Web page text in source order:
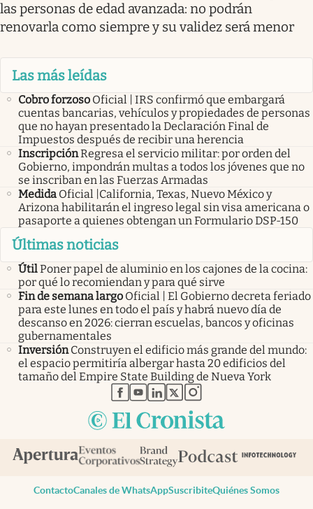
las personas de edad avanzada: no podrán
renovarla como siempre y su validez será menor
Las más leídas
Cobro forzoso Oficial | IRS confirmó que embargará
cuentas bancarias, vehículos y propiedades de personas
que no hayan presentado la Declaración Final de
Impuestos después de recibir una herencia
InscripciónRegresa el servicio militar: por orden del
Gobierno, impondrán multas a todos los jóvenes que no
se inscriban en las Fuerzas Armadas
Medida Oficial |California, Texas, Nuevo México y
Arizona habilitarán el ingreso legal sin visa americana o
pasaporte a quienes obtengan un Formulario DSP-150
Últimas noticias
ÚtilPoner papel de aluminio en los cajones de la cocina:
por qué lo recomiendan y para qué sirve
Fin de semana largo Oficial | El Gobierno decreta feriado
para este lunes en todo el país y habrá nuevo día de
descanso en 2026: cierran escuelas, bancos y oficinas
gubernamentales
Inversión Construyen el edificio más grande del mundo:
el espacio permitiría albergar hasta 20 edificios del
tamaño del Empire State Building de Nueva York
abre en nueva pestaña
abre en nueva pestaña
abre en nueva pestaña
abre en nueva pestaña
abre en nueva pestaña
ContactoCanales de WhatsAppSuscribiteQuiénes Somos